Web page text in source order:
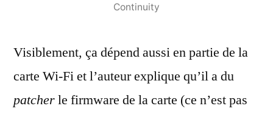
Continuity
Visiblement, ça dépend aussi en partie de la
carte Wi-Fi et l’auteur explique qu’il a du
patcherle firmware de la carte (ce n’est pas